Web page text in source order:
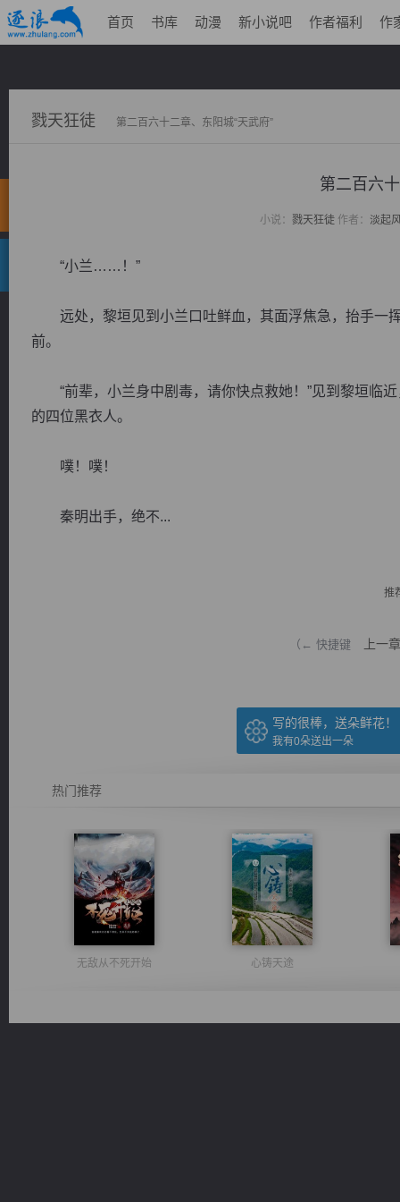
首页 书库 动漫 新小说吧 作者福利 作
戮天狂徒 第二百六十二章、东阳城“天武府”
第二百六
小说： 戮天狂徒作者： 淡起
“小兰……！”
远处，黎垣见到小兰口吐鲜血，其面浮焦急，抬手一
前。
“前辈，小兰身中剧毒，请你快点救她！”见到黎垣临
的四位黑衣人。
噗！噗！
秦明出手，绝不...
推
（← 快捷键 上一章
写的很棒，送朵鲜花！
我有0朵送出一朵
热门推荐
无敌从不死开始 心铸天途